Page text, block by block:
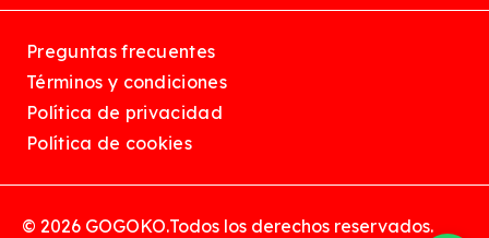
Preguntas frecuentes
Términos y condiciones
Política de privacidad
Política de cookies
© 2026 GOGOKO.Todos los derechos reservados.